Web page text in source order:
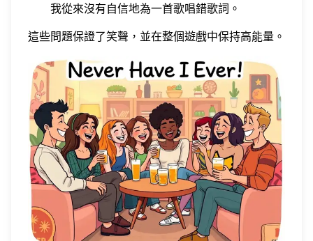
我從來沒有自信地為一首歌唱錯歌詞。
這些問題保證了笑聲，並在整個遊戲中保持高能量。